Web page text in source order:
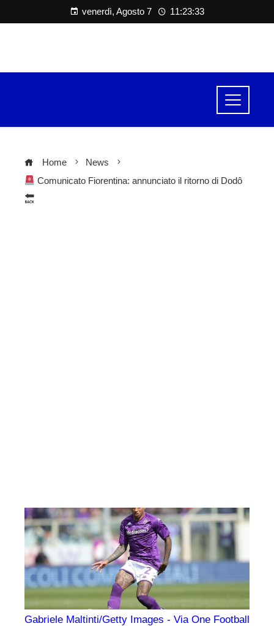
venerdì, Agosto 7 11:23:34
Home
News
Comunicato Fiorentina: annunciato il ritorno di Dodô
Gabriele Maltinti/Getty Images - Via One Football